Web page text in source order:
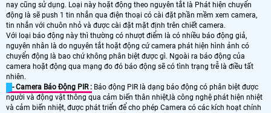
nay cũng sử dụng. Loại này hoặt động theo nguyên tắt là Phát hiện chuyển
động là sẽ push 1 tin nhắn qua điện thoại có cài đặt phần mềm xem camera,
tin nhắn với chuôn nhỏ và được cài đặt mặt định trên chiết camera.
Với loại báo động này thì thường có nhượt điểm là có nhiều báo động giả,
nguyên nhân là do nguyên tắt hoặt động cứ camera phát hiện hình ảnh có
chuyển động là bao chứ không phân biệt được gì. Ngoài ra báo động của
camera hoặt động qua mạng đo đó báo động sẽ có tình trạng trễ là điều tất
nhiên.
- Camera Báo Động PIR : Báo động PIR là dạng báo động có phân biệt được
người và động vật thông qua cảm biến thân nhiệt,là công nghệ phát hiện nhiệt
và cảm biến nhiệt, được phát triển để cho phép Camera có các kích hoạt chính